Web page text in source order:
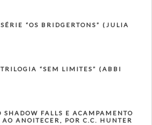
“OS BRIDGERTONS” (JULIA
“SEM LIMITES” (ABBI
SHADOW FALLS E ACAMPAMENTO
AO ANOITECER, POR C.C. HUNTER